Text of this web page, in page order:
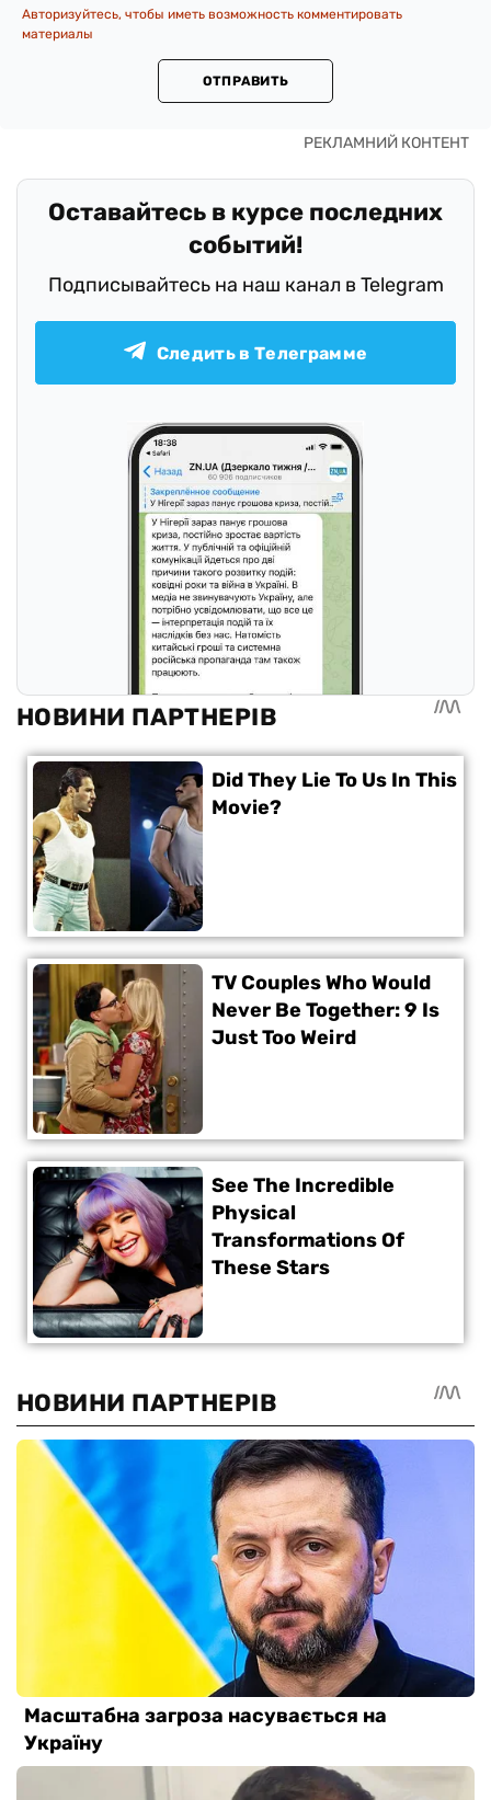
Авторизуйтесь, чтобы иметь возможность комментировать
материалы
ОТПРАВИТЬ
Оставайтесь в курсе последних
событий!
Подписывайтесь на наш канал в Telegram
Следить в Телеграмме